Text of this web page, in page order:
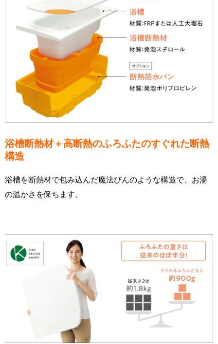
浴槽断熱材＋高断熱のふろふたのすぐれた断熱
構造
浴槽を断熱材で包み込んだ魔法びんのような構造で、お湯
の温かさを保ちます。